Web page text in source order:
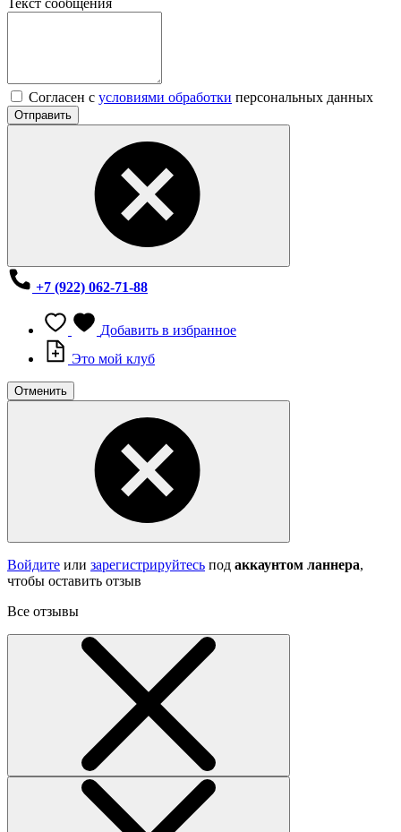
Текст сообщения
Согласен с условиями обработки персональных данных
Отправить
+7 (922) 062-71-88
Добавить в избранное
Это мой клуб
Отменить
Войдите или зарегистрируйтесь под аккаунтом ланнера,
чтобы оставить отзыв
Все отзывы